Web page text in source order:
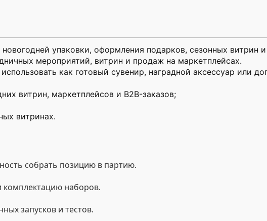
новогодней упаковки, оформления подарков, сезонных витрин
мероприятий, витрин и продаж на маркетплейсах.
как готовый сувенир, наградной аксессуар или
витрин, маркетплейсов и B2B-заказов;
витринах.
собрать позицию в партию.
наборов.
запусков и тестов.